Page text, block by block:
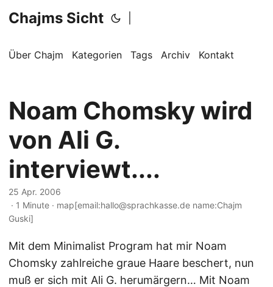
Chajms Sicht
Über Chajm Kategorien Tags Archiv Kontakt
Noam Chomsky wird
von Ali G.
interviewt....
25 Apr. 2006
· 1 Minute · map[email:hallo@sprachkasse.de name:Chajm
Guski]
Mit dem Minimalist Program hat mir Noam
Chomsky zahlreiche graue Haare beschert, nun
muß er sich mit Ali G. herumärgern… Mit Noam